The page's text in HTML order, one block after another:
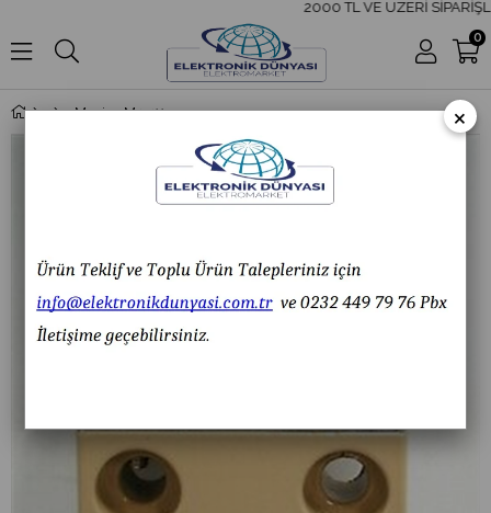
2000 TL VE ÜZERİ
0
Moujen M4-4112R Kauçuk Korumalı Ters Makaralı Pim Limit Switch ×